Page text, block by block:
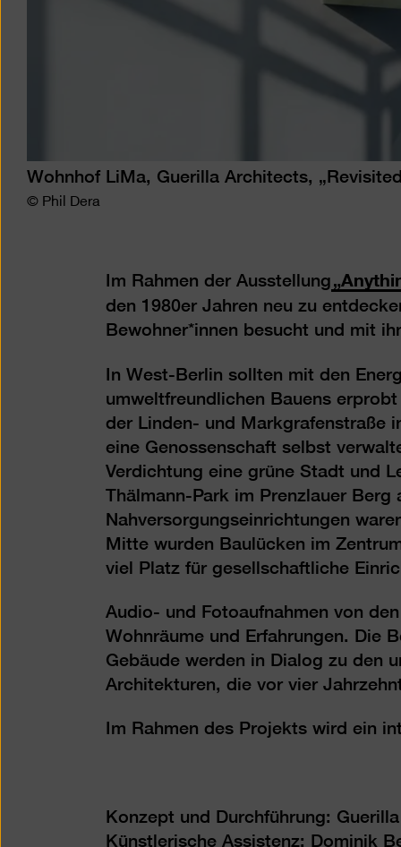
Wohnhof LiMa, Guerilla Architects,
© Phil Dera
Im Rahmen der Ausstellung
den 1980er Jahren neu zu
Bewohner*innen besucht und mit
In West-Berlin sollten mit den
umweltfreundlichen Bauens
der Linden- und Markgrafenstraße
eine Genossenschaft selbst
Verdichtung eine grüne Stadt und
Thälmann-Park im Prenzlauer
Nahversorgungseinrichtungen
Mitte wurden Baulücken im
viel Platz für gesellschaftliche
Audio- und Fotoaufnahmen von
Wohnräume und Erfahrungen. Die
Gebäude werden in Dialog zu den
Architekturen, die vor vier
Im Rahmen des Projekts wird ein
Konzept und Durchführung: Guerilla
Künstlerische Assistenz: Dominik